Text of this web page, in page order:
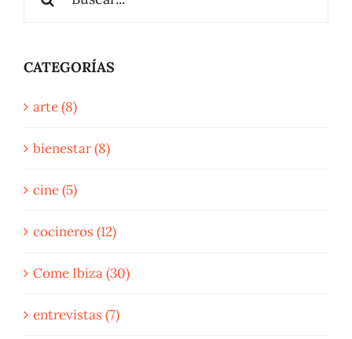
CATEGORÍAS
arte (8)
bienestar (8)
cine (5)
cocineros (12)
Come Ibiza (30)
entrevistas (7)